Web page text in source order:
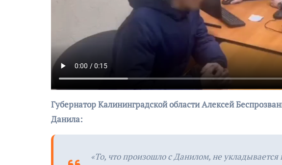
Губернатор Калининградской области Алексей
Данила:
«То, что произошло с Данилом, не